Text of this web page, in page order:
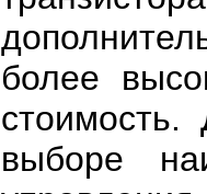
более
стоимость.
выборе